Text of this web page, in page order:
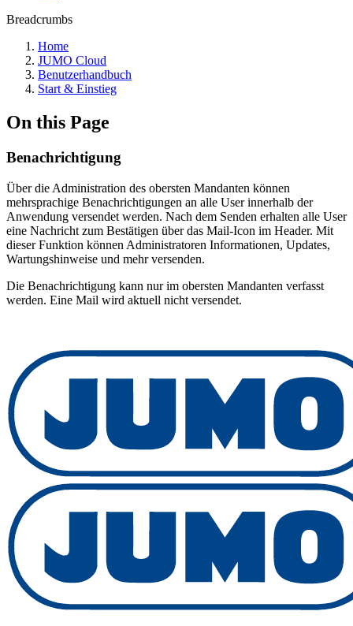
Breadcrumbs
Home
JUMO Cloud
Benutzerhandbuch
Start & Einstieg
On this Page
Benachrichtigung
Über die Administration des obersten Mandanten können
mehrsprachige Benachrichtigungen an alle User innerhalb der
Anwendung versendet werden. Nach dem Senden erhalten alle User
eine Nachricht zum Bestätigen über das Mail-Icon im Header. Mit
dieser Funktion können Administratoren Informationen, Updates,
Wartungshinweise und mehr versenden.
Die Benachrichtigung kann nur im obersten Mandanten verfasst
werden. Eine Mail wird aktuell nicht versendet.